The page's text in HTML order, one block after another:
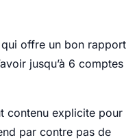
qui offre un bon rapport
jusqu’à 6 comptes
contenu explicite pour
par contre pas de